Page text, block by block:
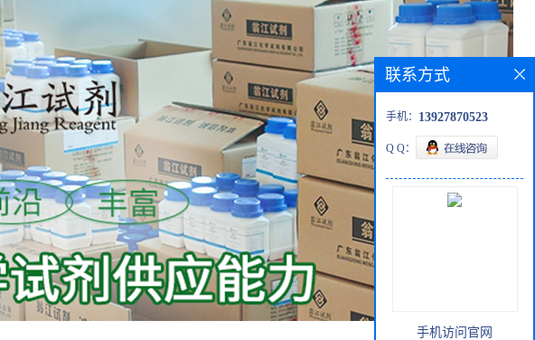
联系方式
手机： 13927870523
Q Q：
手机访问官网